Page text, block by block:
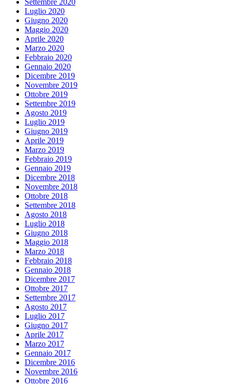
Luglio 2020
Giugno 2020
Maggio 2020
Aprile 2020
Marzo 2020
Febbraio 2020
Gennaio 2020
Dicembre 2019
Novembre 2019
Ottobre 2019
Settembre 2019
Agosto 2019
Luglio 2019
Giugno 2019
Aprile 2019
Marzo 2019
Febbraio 2019
Gennaio 2019
Dicembre 2018
Novembre 2018
Ottobre 2018
Settembre 2018
Agosto 2018
Luglio 2018
Giugno 2018
Maggio 2018
Marzo 2018
Febbraio 2018
Gennaio 2018
Dicembre 2017
Ottobre 2017
Settembre 2017
Agosto 2017
Luglio 2017
Giugno 2017
Aprile 2017
Marzo 2017
Gennaio 2017
Dicembre 2016
Novembre 2016
Ottobre 2016